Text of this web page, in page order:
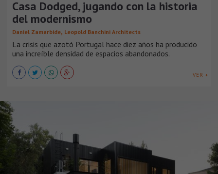
Casa Dodged, jugando con la historia
del modernismo
Daniel Zamarbide, Leopold Banchini Architects
La crisis que azotó Portugal hace diez años ha producido
una increíble densidad de espacios abandonados.
VER +